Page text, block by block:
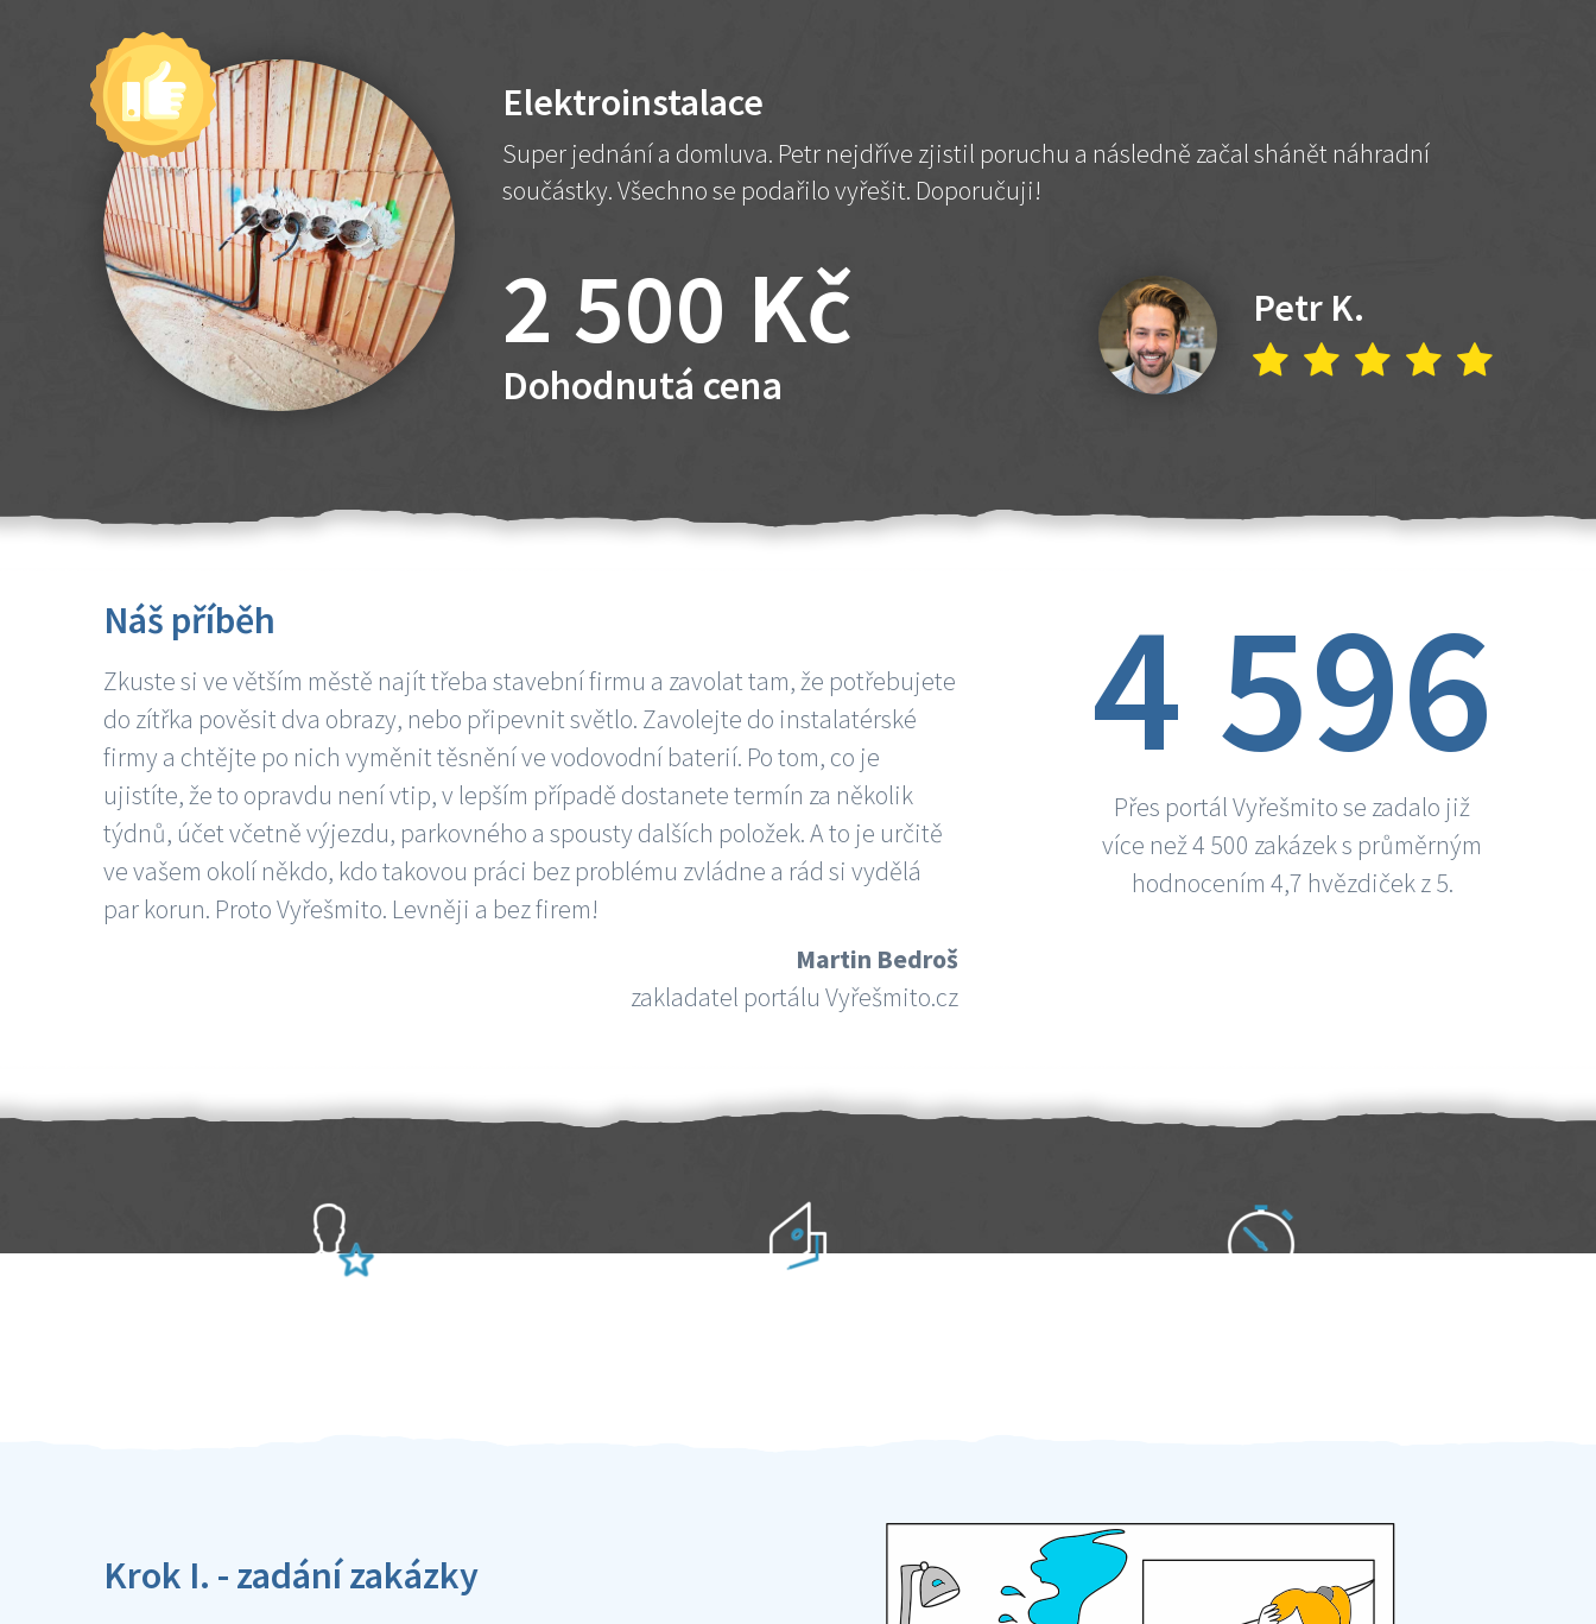
Elektroinstalace
Super jednání a domluva. Petr nejdříve zjistil poruchu a následně začal shánět náhradní
součástky. Všechno se podařilo vyřešit. Doporučuji!
2 500 Kč
Dohodnutá cena
Petr K.
Náš příběh
Zkuste si ve větším městě najít třeba stavební firmu a zavolat tam, že potřebujete
do zítřka pověsit dva obrazy, nebo připevnit světlo. Zavolejte do instalatérské
firmy a chtějte po nich vyměnit těsnění ve vodovodní baterií. Po tom, co je
ujistíte, že to opravdu není vtip, v lepším případě dostanete termín za několik
týdnů, účet včetně výjezdu, parkovného a spousty dalších položek. A to je určitě
ve vašem okolí někdo, kdo takovou práci bez problému zvládne a rád si vydělá
par korun. Proto Vyřešmito. Levněji a bez firem!
Martin Bedroš
zakladatel portálu Vyřešmito.cz
4 596
Přes portál Vyřešmito se zadalo již
více než 4 500 zakázek s průměrným
hodnocením 4,7 hvězdiček z 5.
Krok I. - zadání zakázky